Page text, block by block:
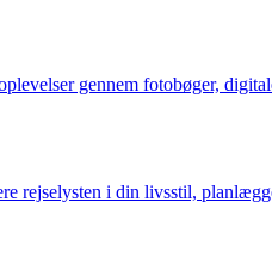
gennem fotobøger,
rejselysten i din livsstil,